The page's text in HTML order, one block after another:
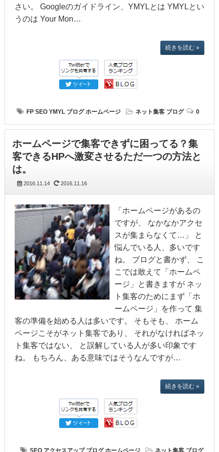
さい。 Googleのガイドライン、YMYLとは YMYLとい
うのは Your Mon…
続きを読む »
FP SEO YMYL ブログ ホームページ ネット集客 ブログ 0
ホームページで集客できずに困ってる？集
客できるHPへ激変させるただ一つの方法と
は。
2016.11.14 2016.11.16
「ホームページがあるの
ですが、 なかなかアクセ
スが集まらなくて…」 と
悩んでいる人、多いです
ね。 ブログと書かず、 こ
こでは敢えて「ホームペ
ージ」と書きますが ネッ
ト集客のためにまず「ホ
ームページ」を作って 集
客の準備を始める人は多いです。 そもそも、 ホーム
ページこそがネット集客であり、 それがなければネッ
ト集客ではない、 と誤解している人が多い印象です
ね。 もちろん、ある意味ではそうなんですが…
続きを読む »
SEO アクセスアップ ブログ ホームページ ネット集客 ブログ